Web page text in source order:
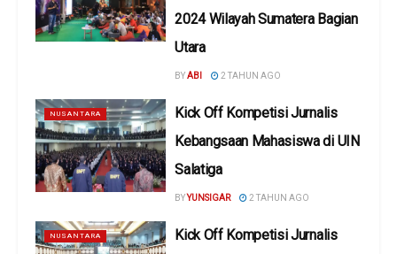
2024 Wilayah Sumatera Bagian
Utara
BYABI 2 TAHUN AGO
NUSANTARA
Kick Off Kompetisi Jurnalis
Kebangsaan Mahasiswa di UIN
Salatiga
BYYUNSIGAR 2 TAHUN AGO
NUSANTARA
Kick Off Kompetisi Jurnalis